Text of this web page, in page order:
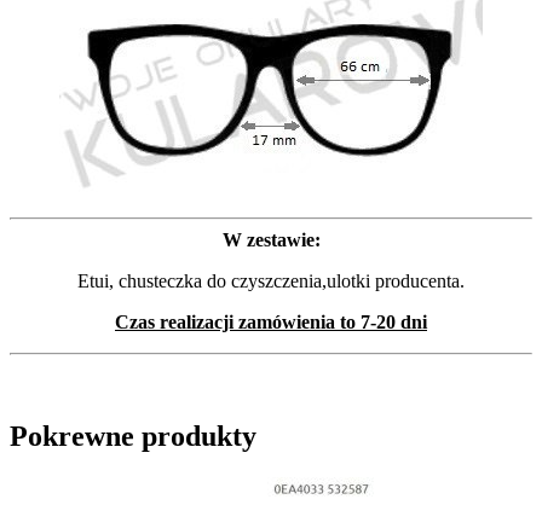
W zestawie:
Etui, chusteczka do czyszczenia,ulotki producenta.
Czas realizacji zamówienia to 7-20 dni
Pokrewne produkty